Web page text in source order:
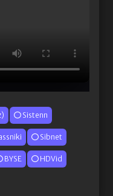
Sistenn
Sibnet
BYSE HDVid